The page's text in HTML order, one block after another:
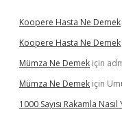
Koopere Hasta Ne Demek
Koopere Hasta Ne Demek
Mümza Ne Demek için
Mümza Ne Demek için
1000 Sayısı Rakamla Nasıl